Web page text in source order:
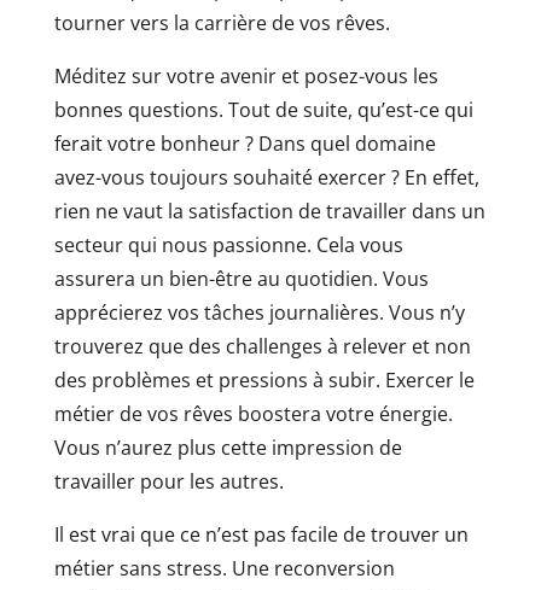
tourner vers la carrière de vos rêves.
Méditez sur votre avenir et posez-vous les
bonnes questions. Tout de suite, qu’est-ce qui
ferait votre bonheur ? Dans quel domaine
avez-vous toujours souhaité exercer ? En effet,
rien ne vaut la satisfaction de travailler dans un
secteur qui nous passionne. Cela vous
assurera un bien-être au quotidien. Vous
apprécierez vos tâches journalières. Vous n’y
trouverez que des challenges à relever et non
des problèmes et pressions à subir. Exercer le
métier de vos rêves boostera votre énergie.
Vous n’aurez plus cette impression de
travailler pour les autres.
Il est vrai que ce n’est pas facile de trouver un
métier sans stress. Une reconversion